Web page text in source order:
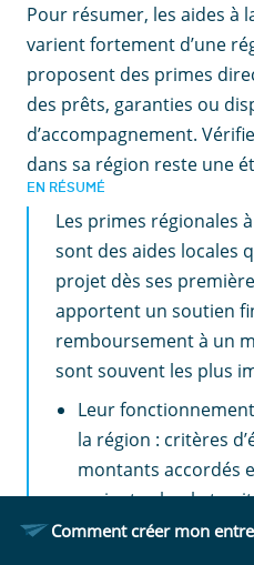
Pour résumer, les aides à
varient fortement d’une
proposent des primes
des prêts, garanties ou
d’accompagnement.
dans sa région reste une
EN RÉSUMÉ
Les primes régionales
sont des aides locales
projet dès ses
apportent un soutien
remboursement à un
sont souvent les plus
Leur
la région : critères
montants accordés
varient selon le
Quoi qu'il en soit,
Comment créer mon